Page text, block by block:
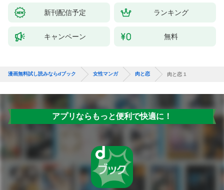
新刊配信予定 ランキング
キャンペーン 無料
漫画無料試し読みならdブック 女性マンガ 肉と恋 肉と恋 1
アプリならもっと便利で快適に！